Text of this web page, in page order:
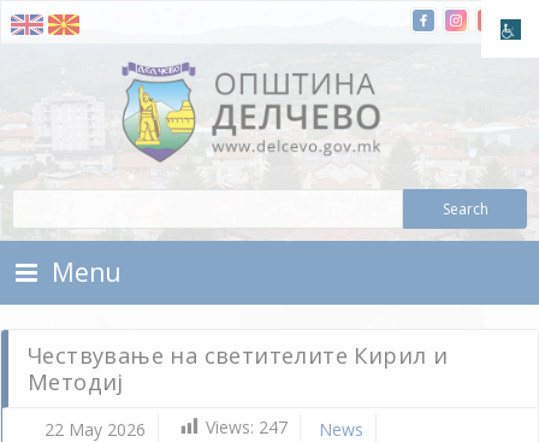
Skip To Content
Municipality of Delchevo
Menu
Чествување на светителите Кирил и
Методиј
22 May 2026 Views: 247
News